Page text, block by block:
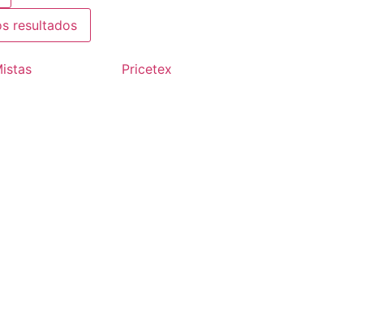
resultados
Pricetex